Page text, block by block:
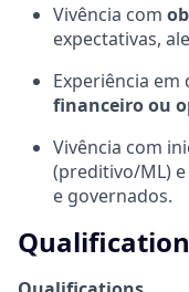
Vivência com
expectativas,
Experiência
financeiro ou
Vivência com
(preditivo/ML)
e governados.